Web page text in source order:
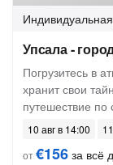
Индивидуальная
Упсала -
Погрузитесь в
хранит свои
путешествие по
10 авг в 14:00
от€156 за всё